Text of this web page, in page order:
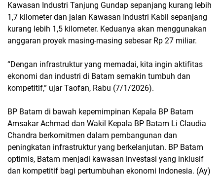
Kawasan Industri Tanjung Gundap sepanjang kurang lebih
1,7 kilometer dan jalan Kawasan Industri Kabil sepanjang
kurang lebih 1,5 kilometer. Keduanya akan menggunakan
anggaran proyek masing-masing sebesar Rp 27 miliar.
“Dengan infrastruktur yang memadai, kita ingin aktifitas
ekonomi dan industri di Batam semakin tumbuh dan
kompetitif,” ujar Taofan, Rabu (7/1/2026).
BP Batam di bawah kepemimpinan Kepala BP Batam
Amsakar Achmad dan Wakil Kepala BP Batam Li Claudia
Chandra berkomitmen dalam pembangunan dan
peningkatan infrastruktur yang berkelanjutan. BP Batam
optimis, Batam menjadi kawasan investasi yang inklusif
dan kompetitif bagi pertumbuhan ekonomi Indonesia. (Ay)